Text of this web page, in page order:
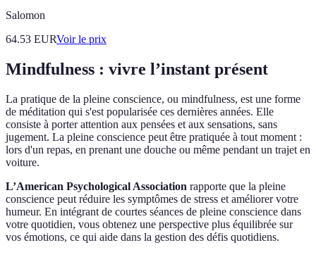
Salomon
64.53 EURVoir le prix
Mindfulness : vivre l’instant présent
La pratique de la pleine conscience, ou mindfulness, est une forme
de méditation qui s'est popularisée ces dernières années. Elle
consiste à porter attention aux pensées et aux sensations, sans
jugement. La pleine conscience peut être pratiquée à tout moment :
lors d'un repas, en prenant une douche ou même pendant un trajet en
voiture.
L’American Psychological Association rapporte que la pleine
conscience peut réduire les symptômes de stress et améliorer votre
humeur. En intégrant de courtes séances de pleine conscience dans
votre quotidien, vous obtenez une perspective plus équilibrée sur
vos émotions, ce qui aide dans la gestion des défis quotidiens.